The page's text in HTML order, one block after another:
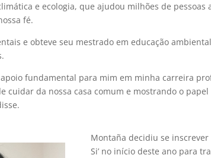
e ecologia, que ajudou milhões de
fé.
e obteve seu mestrado em educação
apoio fundamental para mim em minha carreira
cuidar da nossa casa comum e mostrando o
Montaña decidiu se
Si’ no início deste ano para